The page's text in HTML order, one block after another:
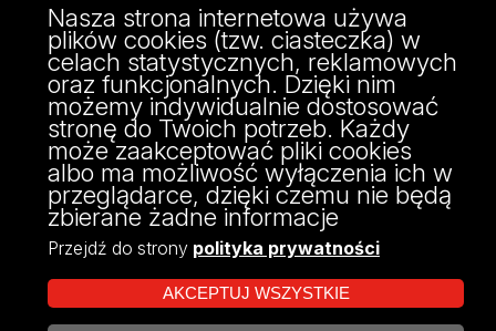
ul. Kamińskiego 27a
90-219 Łódź
tel: 42/635 43 50
fax: 42/635 43 31
Nasza strona internetowa używa
plików cookies (tzw. ciasteczka) w
celach statystycznych, reklamowych
oraz funkcjonalnych. Dzięki nim
możemy indywidualnie dostosować
stronę do Twoich potrzeb. Każdy
może zaakceptować pliki cookies
albo ma możliwość wyłączenia ich w
przeglądarce, dzięki czemu nie będą
zbierane żadne informacje
Przejdź do strony polityka prywatności
AKCEPTUJ WSZYSTKIE